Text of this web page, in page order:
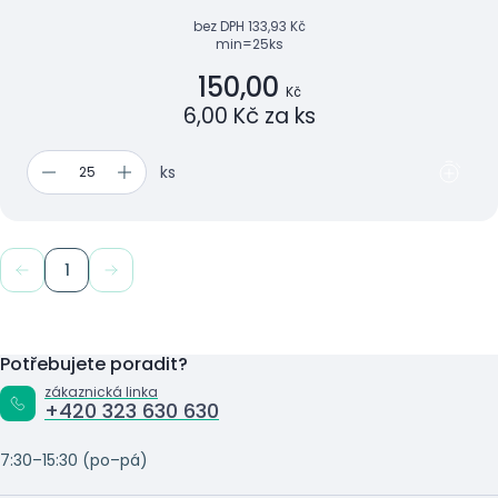
bez DPH 133,93 Kč
min=25ks
150,00 Kč
6,00 Kč za ks
ks
1
Potřebujete poradit?
zákaznická linka
+420 323 630 630
7:30–15:30 (po–pá)